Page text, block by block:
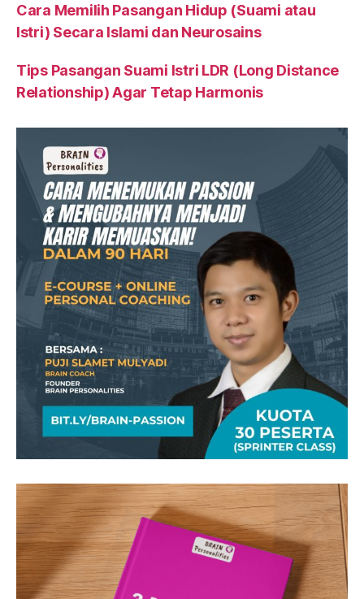
Cara Memilih Pasangan Hidup (Suami atau
Istri) Secara Islami dan Neurosains
Tips Pasangan Suami Istri LDR (Long Distance
Relationship) Agar Tetap Harmonis